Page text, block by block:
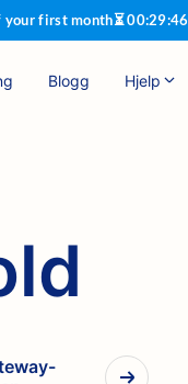
your first month⏳00:29:45
Blogg Hjelp